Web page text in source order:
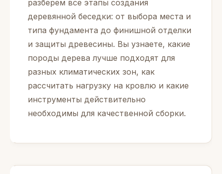
разберем все этапы создания
деревянной беседки: от выбора места и
типа фундамента до финишной отделки
и защиты древесины. Вы узнаете, какие
породы дерева лучше подходят для
разных климатических зон, как
рассчитать нагрузку на кровлю и какие
инструменты действительно
необходимы для качественной сборки.